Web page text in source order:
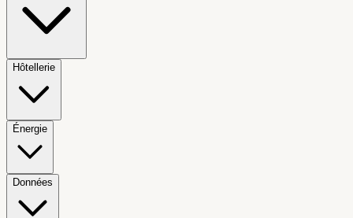
Hôtellerie
Énergie
Données